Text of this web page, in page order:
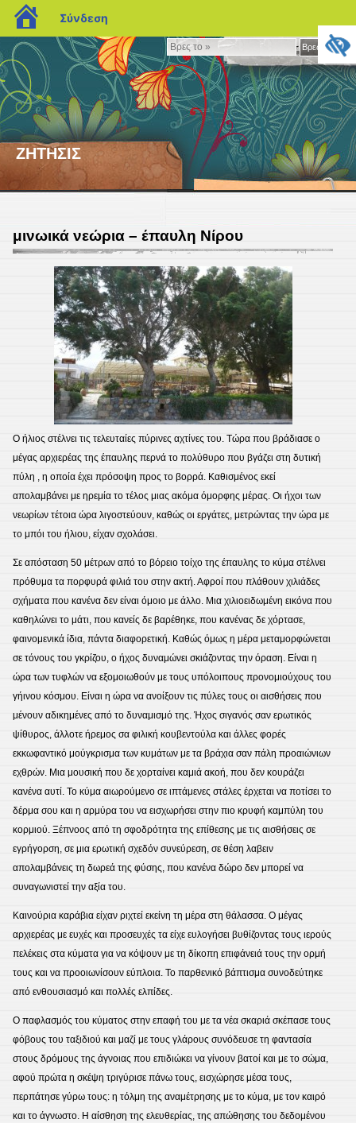
Βρες
το
»
Βρες το »
ΖΗΤΗΣΙΣ
μινωικά νεώρια – έπαυλη Νίρου
Ο ήλιος στέλνει τις τελευταίες πύρινες αχτίνες του. Τώρα που βράδιασε ο
μέγας αρχιερέας της έπαυλης περνά το πολύθυρο που βγάζει στη δυτική
πύλη , η οποία έχει πρόσοψη προς το βορρά. Καθισμένος εκεί
απολαμβάνει με ηρεμία το τέλος μιας ακόμα όμορφης μέρας. Οι ήχοι των
νεωρίων τέτοια ώρα λιγοστεύουν, καθώς οι εργάτες, μετρώντας την ώρα με
το μπόι του ήλιου, είχαν σχολάσει.
Σε απόσταση 50 μέτρων από το βόρειο τοίχο της έπαυλης το κύμα στέλνει
πρόθυμα τα πορφυρά φιλιά του στην ακτή. Αφροί που πλάθουν χιλιάδες
σχήματα που κανένα δεν είναι όμοιο με άλλο. Μια χιλιοειδωμένη εικόνα που
καθηλώνει το μάτι, που κανείς δε βαρέθηκε, που κανένας δε χόρτασε,
φαινομενικά ίδια, πάντα διαφορετική. Καθώς όμως η μέρα μεταμορφώνεται
σε τόνους του γκρίζου, ο ήχος δυναμώνει σκιάζοντας την όραση. Είναι η
ώρα των τυφλών να εξομοιωθούν με τους υπόλοιπους προνομιούχους του
γήινου κόσμου. Είναι η ώρα να ανοίξουν τις πύλες τους οι αισθήσεις που
μένουν αδικημένες από το δυναμισμό της. Ήχος σιγανός σαν ερωτικός
ψίθυρος, άλλοτε ήρεμος σα φιλική κουβεντούλα και άλλες φορές
εκκωφαντικό μούγκρισμα των κυμάτων με τα βράχια σαν πάλη προαιώνιων
εχθρών. Μια μουσική που δε χορταίνει καμιά ακοή, που δεν κουράζει
κανένα αυτί. Το κύμα αιωρούμενο σε ιπτάμενες στάλες έρχεται να ποτίσει το
δέρμα σου και η αρμύρα του να εισχωρήσει στην πιο κρυφή καμπύλη του
κορμιού. Ξέπνοος από τη σφοδρότητα της επίθεσης με τις αισθήσεις σε
εγρήγορση, σε μια ερωτική σχεδόν συνεύρεση, σε θέση λαβειν
απολαμβάνεις τη δωρεά της φύσης, που κανένα δώρο δεν μπορεί να
συναγωνιστεί την αξία του.
Καινούρια καράβια είχαν ριχτεί εκείνη τη μέρα στη θάλασσα. Ο μέγας
αρχιερέας με ευχές και προσευχές τα είχε ευλογήσει βυθίζοντας τους ιερούς
πελέκεις στα κύματα για να κόψουν με τη δίκοπη επιφάνειά τους την ορμή
τους και να προοιωνίσουν εύπλοια. Το παρθενικό βάπτισμα συνοδεύτηκε
από ενθουσιασμό και πολλές ελπίδες.
Ο παφλασμός του κύματος στην επαφή του με τα νέα σκαριά σκέπασε τους
φόβους του ταξιδιού και μαζί με τους γλάρους συνόδευσε τη φαντασία
στους δρόμους της άγνοιας που επιδιώκει να γίνουν βατοί και με το σώμα,
αφού πρώτα η σκέψη τριγύρισε πάνω τους, εισχώρησε μέσα τους,
περπάτησε γύρω τους: η τόλμη της αναμέτρησης με το κύμα, με τον καιρό
και το άγνωστο. Η αίσθηση της ελευθερίας, της απώθησης του δεδομένου
blogs.sch.gr
Σύνδεση